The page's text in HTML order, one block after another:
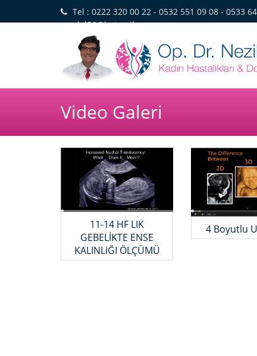
Tel : 0222 320 00 22 - 0532 551 09 08 - 0533
nerdol56@hotmail.com
Video Galeri
11-14 HF LIK
GEBELİKTE ENSE
KALINLIĞI ÖLÇÜMÜ
4 Boyutlu